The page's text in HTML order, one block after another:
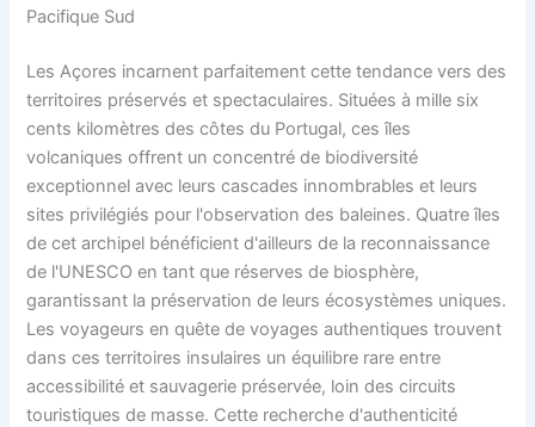
Pacifique Sud
Les Açores incarnent parfaitement cette tendance vers des
territoires préservés et spectaculaires. Situées à mille six
cents kilomètres des côtes du Portugal, ces îles
volcaniques offrent un concentré de biodiversité
exceptionnel avec leurs cascades innombrables et leurs
sites privilégiés pour l'observation des baleines. Quatre îles
de cet archipel bénéficient d'ailleurs de la reconnaissance
de l'UNESCO en tant que réserves de biosphère,
garantissant la préservation de leurs écosystèmes uniques.
Les voyageurs en quête de voyages authentiques trouvent
dans ces territoires insulaires un équilibre rare entre
accessibilité et sauvagerie préservée, loin des circuits
touristiques de masse. Cette recherche d'authenticité